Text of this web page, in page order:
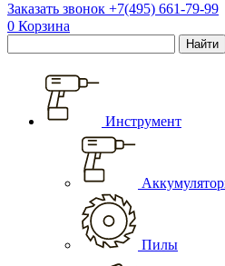
Заказать звонок +7(495) 661-79-99
0 Корзина
Инструмент
Пилы